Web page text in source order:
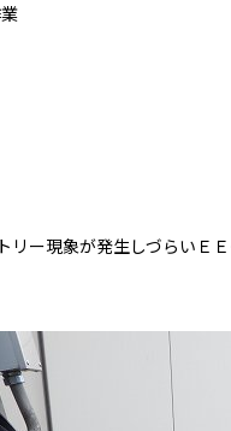
ー現象が発生しづらいＥＥ